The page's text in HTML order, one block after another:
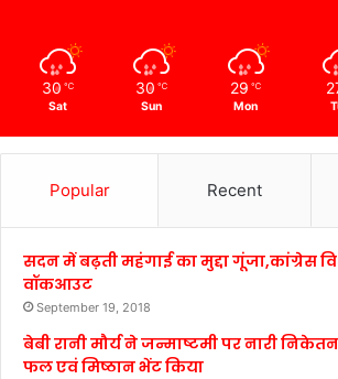
30 ℃
Sat
30 ℃
Sun
29 ℃
Mon
Popular Recent
सदन में बढ़ती महंगाई का मुद्दा गूंजा,कांग्रेस
वॉकआउट
September 19, 2018
बेबी रानी मौर्य ने जन्माष्टमी पर नारी
फल एवं मिष्ठान भेंट किया